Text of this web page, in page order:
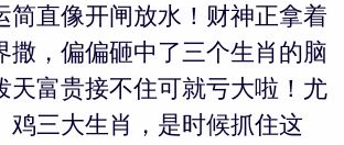
简直像开闸放水！财神正拿着
撒，偏偏砸中了三个生肖的脑
天富贵接不住可就亏大啦！尤
鸡三大生肖，是时候抓住这